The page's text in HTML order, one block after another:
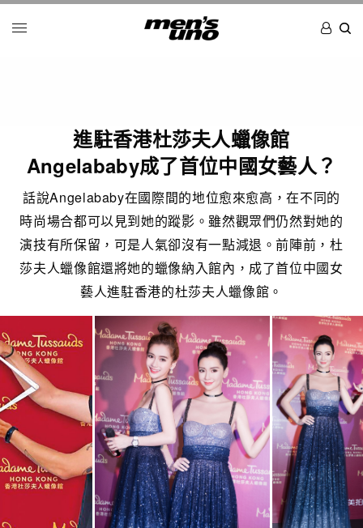
進駐香港杜莎夫人蠟像館
Angelababy成了首位中國女藝人？
話說Angelababy在國際間的地位愈來愈高，在不同的
時尚場合都可以見到她的蹤影。雖然觀眾們仍然對她的
演技有所保留，可是人氣卻沒有一點減退。前陣前，杜
莎夫人蠟像館還將她的蠟像納入館內，成了首位中國女
藝人進駐香港的杜莎夫人蠟像館。